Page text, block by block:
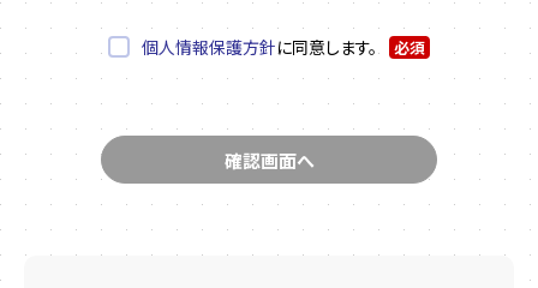
個人情報保護方針に同意します。 必須